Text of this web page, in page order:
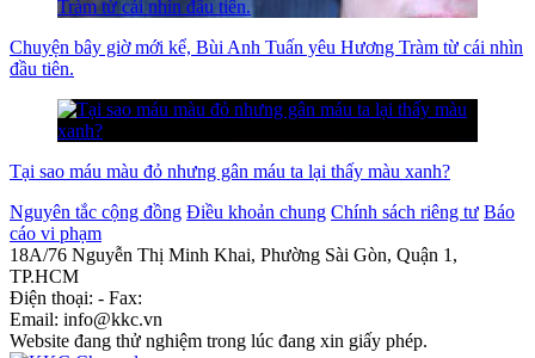
Chuyện bây giờ mới kể, Bùi Anh Tuấn yêu Hương Tràm từ cái nhìn
đầu tiên.
Tại sao máu màu đỏ nhưng gân máu ta lại thấy màu xanh?
Nguyên tắc cộng đồng Điều khoản chung Chính sách riêng tư Báo
cáo vi phạm
18A/76 Nguyễn Thị Minh Khai, Phường Sài Gòn, Quận 1,
TP.HCM
Điện thoại: - Fax:
Email: info@kkc.vn
Website đang thử nghiệm trong lúc đang xin giấy phép.